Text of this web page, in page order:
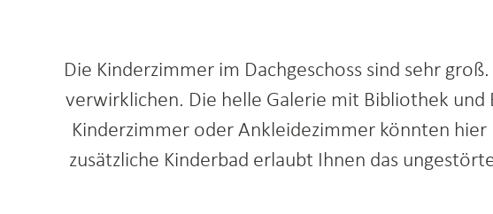
Die Kinderzimmer im Dachgeschoss sind sehr
verwirklichen. Die helle Galerie mit Bibliothek und
Kinderzimmer oder Ankleidezimmer könnten hier
zusätzliche Kinderbad erlaubt Ihnen das